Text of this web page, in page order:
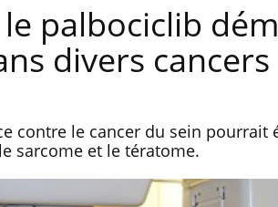
palbociclib
divers cancers
contre le cancer du sein pourrait
sarcome et le tératome.